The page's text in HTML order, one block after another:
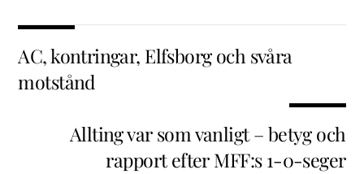
AC, kontringar, Elfsborg och svåra
motstånd
Allting var som vanligt – betyg och
rapport efter MFF:s 1-0-seger